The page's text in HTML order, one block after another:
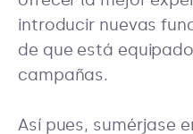
introducir nuevas
de que está
campañas.
Así pues, sumérjase